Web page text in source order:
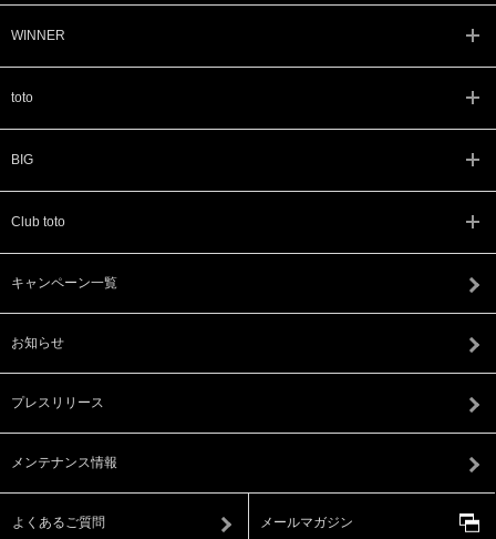
WINNER
toto
BIG
Club toto
キャンペーン一覧
お知らせ
プレスリリース
メンテナンス情報
よくあるご質問 メールマガジン